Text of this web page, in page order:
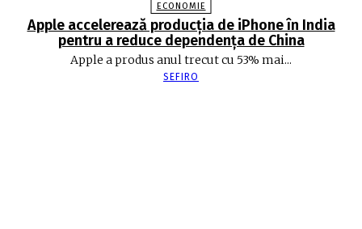
ECONOMIE
Apple accelerează producția de iPhone în India
pentru a reduce dependența de China
Apple a produs anul trecut cu 53% mai...
SEFIRO